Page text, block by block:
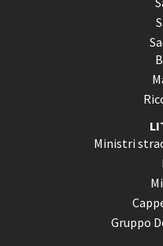
Ministri
Gruppo